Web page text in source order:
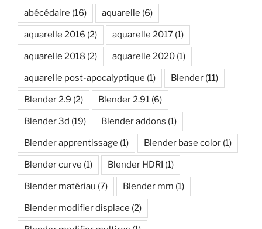
abécédaire (16) aquarelle (6)
aquarelle 2016 (2) aquarelle 2017 (1)
aquarelle 2018 (2) aquarelle 2020 (1)
aquarelle post-apocalyptique (1) Blender (11)
Blender 2.9 (2) Blender 2.91 (6)
Blender 3d (19) Blender addons (1)
Blender apprentissage (1) Blender base color (1)
Blender curve (1) Blender HDRI (1)
Blender matériau (7) Blender mm (1)
Blender modifier displace (2)